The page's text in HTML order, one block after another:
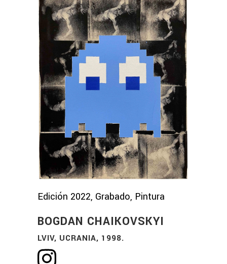
Edición 2022, Grabado, Pintura
BOGDAN CHAIKOVSKYI
LVIV, UCRANIA, 1998.